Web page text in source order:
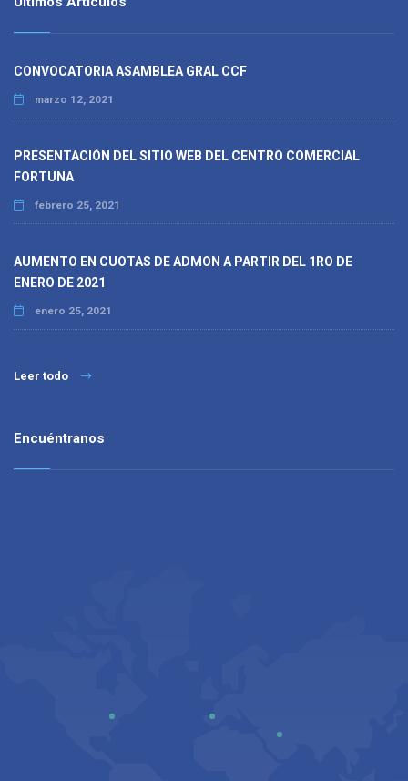
CONVOCATORIA ASAMBLEA GRAL CCF
marzo 12, 2021
PRESENTACIÓN DEL SITIO WEB DEL CENTRO COMERCIAL
FORTUNA
febrero 25, 2021
AUMENTO EN CUOTAS DE ADMON A PARTIR DEL 1RO DE
ENERO DE 2021
enero 25, 2021
Leer todo
Encuéntranos